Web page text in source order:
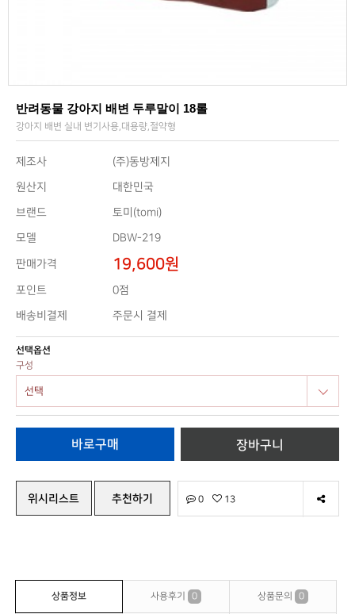
반려동물 강아지 배변 두루말이 18롤
강아지 배변 실내 변기사용,대용량,절약형
제조사 (주)동방제지
원산지 대한민국
브랜드 토미(tomi)
모델 DBW-219
판매가격 19,600원
포인트 0점
배송비결제 주문시 결제
선택옵션
구성
위시리스트 추천하기 0 13
상품정보 사용후기 0 상품문의 0